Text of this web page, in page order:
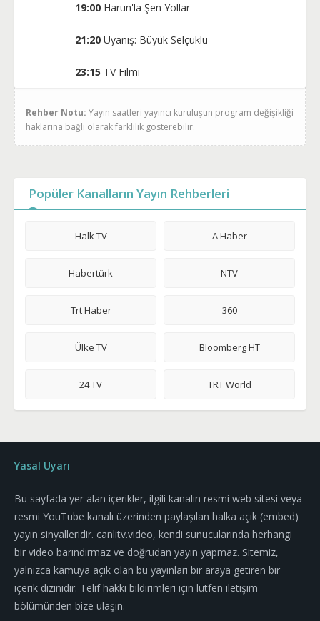
19:00 Harun'la Şen Yollar
21:20 Uyanış: Büyük Selçuklu
23:15 TV Filmi
Rehber Notu: Yayın saatleri yayıncı kuruluşun program değişikliği
haklarına bağlı olarak farklılık gösterebilir.
Popüler Kanalların Yayın Rehberleri
Halk TV A Haber
Habertürk NTV
Trt Haber 360
Ülke TV Bloomberg HT
24 TV TRT World
Yasal Uyarı
Bu sayfada yer alan içerikler, ilgili kanalın resmi web sitesi veya
resmi YouTube kanalı üzerinden paylaşılan halka açık (embed)
yayın sinyalleridir. canlitv.video, kendi sunucularında herhangi
bir video barındırmaz ve doğrudan yayın yapmaz. Sitemiz,
yalnızca kamuya açık olan bu yayınları bir araya getiren bir
içerik dizinidir. Telif hakkı bildirimleri için lütfen iletişim
bölümünden bize ulaşın.